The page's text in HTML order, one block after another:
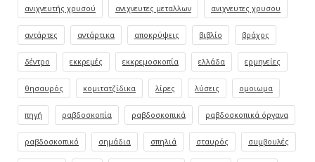
ανιχνευτής χρυσού ανιχνευτες μεταλλων ανιχνευτες χρυσου
αντάρτες αντάρτικα αποκρύψεις βιβλίο βράχος
δέντρο εκκρεμές εκκρεμοσκοπία ελλάδα ερμηνείες
θησαυρός κομιτατζίδικα λίρες λύσεις ομοιωμα
πηγή ραβδοσκοπία ραβδοσκοπικά ραβδοσκοπικά όργανα
ραβδοσκοπικό σημάδια σπηλιά σταυρός συμβουλές